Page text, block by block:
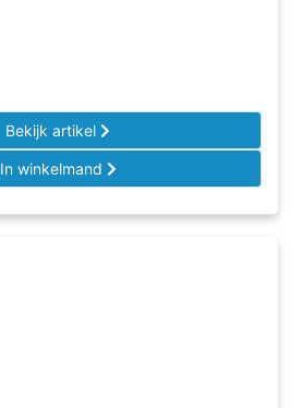
Bekijk artikel
In winkelmand